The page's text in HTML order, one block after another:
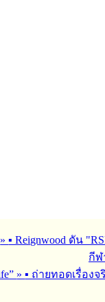
»▪︎ Reignwood ดัน
กีฬ
»▪︎ ถ่ายทอดเรื่อง